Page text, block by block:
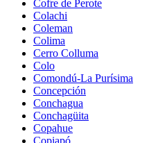
Cofre de Perote
Colachi
Coleman
Colima
Cerro Colluma
Colo
Comondú-La Purísima
Concepción
Conchagua
Conchagüita
Copahue
Copiapó